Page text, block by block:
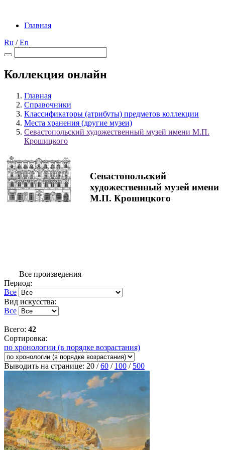
Главная
Ru /En
Коллекция онлайн
Главная
Справочники
Классификаторы (атрибуты) предметов коллекции
Места хранения (другие музеи)
Севастопольский художественный музей имени М.П.
Крошицкого
Севастопольский
художественный музей имени
М.П. Крошицкого
Все произведения
Период:
Все
Вид искусства:
Все
Всего: 42
Сортировка:
по хронологии (в порядке возрастания)
Выводить на странице: 20 /60 / 100 / 500